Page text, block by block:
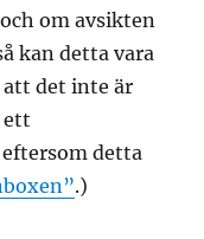
om avsikten
kan detta vara
det inte är
ett
detta
.)